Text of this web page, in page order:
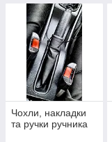
Чохли, накладки
та ручки ручника